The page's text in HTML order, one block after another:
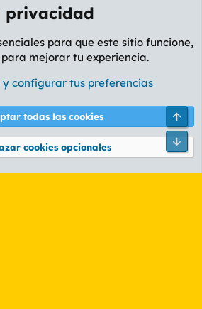
AMARILLO
y reglas Política de privacidad Ayuda
® © 2010-2026 XenForo Ltd.
privacidad
para que este sitio funcione,
mejorar tu experiencia.
configurar tus preferencias
todas las cookies
cookies opcionales
Pie